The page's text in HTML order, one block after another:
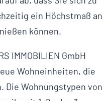
ein Höchstmaß an
können.
IMMOBILIEN GmbH
Wohneinheiten, die
Die Wohnungstypen von